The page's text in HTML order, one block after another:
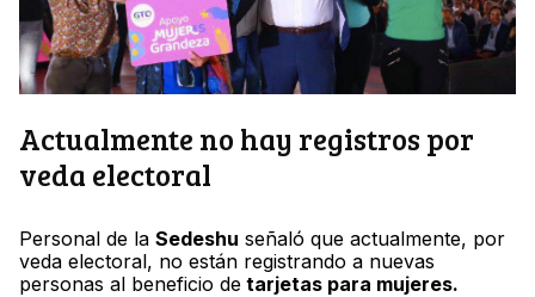
Actualmente no hay registros por
veda electoral
Personal de la Sedeshu señaló que actualmente, por
veda electoral, no están registrando a nuevas
personas al beneficio de tarjetas para mujeres.